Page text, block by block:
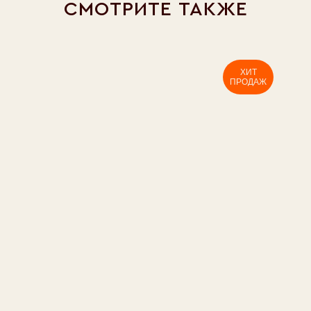
СМОТРИТЕ ТАКЖЕ
ХИТ
ПРОДАЖ